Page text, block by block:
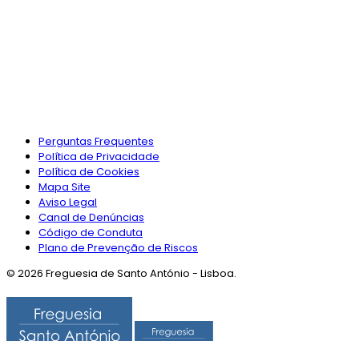
Perguntas Frequentes
Política de Privacidade
Política de Cookies
Mapa Site
Aviso Legal
Canal de Denúncias
Código de Conduta
Plano de Prevenção de Riscos
© 2026 Freguesia de Santo António - Lisboa.